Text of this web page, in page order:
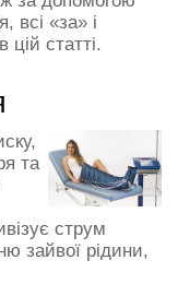
всі «за» і
статті.
та
струм
зайвої рідини,